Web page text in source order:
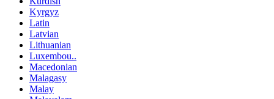
Kyrgyz
Latin
Latvian
Lithuanian
Luxembou..
Macedonian
Malagasy
Malay